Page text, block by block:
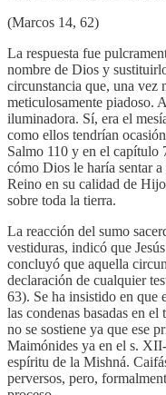
(Marcos 14, 62)
La respuesta fue
nombre de Dios y
circunstancia que, una vez
meticulosamente piadoso.
iluminadora. Sí, era el
como ellos tendrían
Salmo 110 y en el capítulo
cómo Dios le haría sentar
Reino en su calidad de
sobre toda la tierra.
La reacción del sumo
vestiduras, indicó que
concluyó que aquella
declaración de cualquier
63). Se ha insistido en que
las condenas basadas en
no se sostiene ya que ese
Maimónides ya en el s.
espíritu de la Mishná.
perversos, pero,